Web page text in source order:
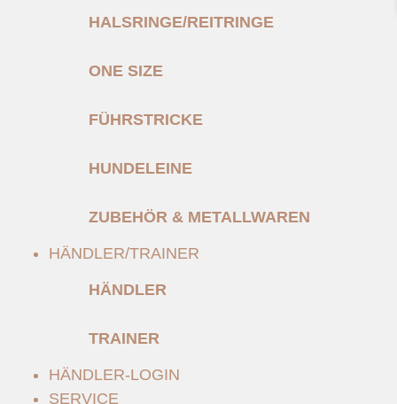
HALSRINGE/REITRINGE
ONE SIZE
FÜHRSTRICKE
HUNDELEINE
ZUBEHÖR & METALLWAREN
HÄNDLER/TRAINER
HÄNDLER
TRAINER
HÄNDLER-LOGIN
SERVICE